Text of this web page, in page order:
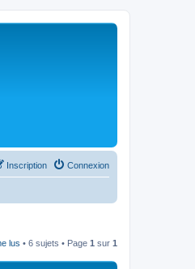
Connexion
Inscription
lus • 6 sujets • Page 1 sur 1